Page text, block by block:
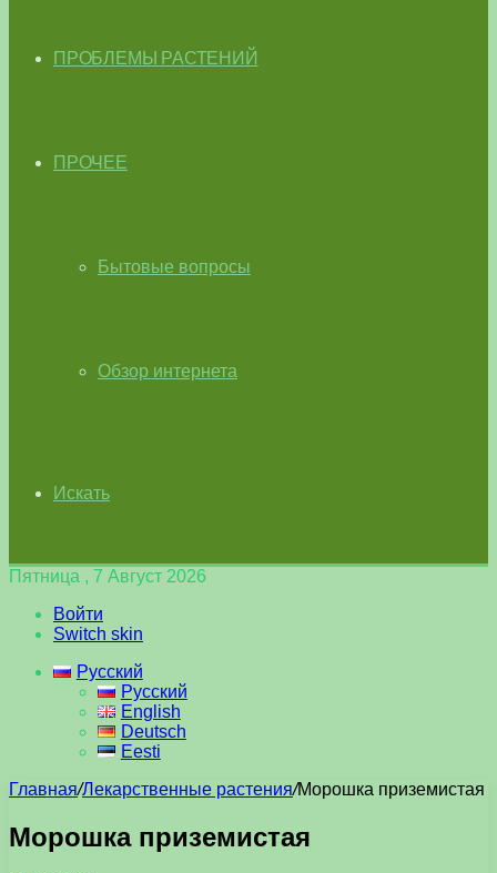
ПРОБЛЕМЫ РАСТЕНИЙ
ПРОЧЕЕ
Бытовые вопросы
Обзор интернета
Искать
Пятница , 7 Август 2026
Войти
Switch skin
Русский
Русский
English
Deutsch
Eesti
Главная/Лекарственные растения/Морошка приземистая
Морошка приземистая